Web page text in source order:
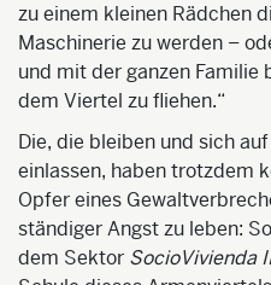
zu einem kleinen Rädchen
Maschinerie zu werden –
und mit der ganzen Familie
dem Viertel zu fliehen.“
Die, die bleiben und sich
einlassen, haben trotzdem
Opfer eines
ständiger Angst zu leben:
dem Sektor SocioVivienda